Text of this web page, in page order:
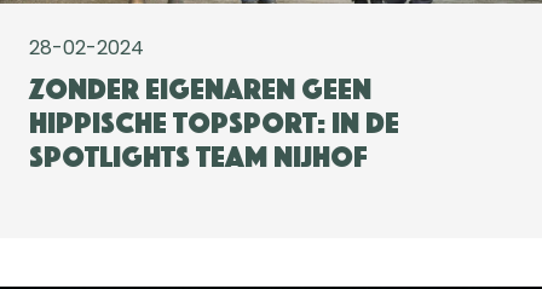
28-02-2024
Zonder eigenaren geen
hippische topsport: in de
spotlights Team Nijhof